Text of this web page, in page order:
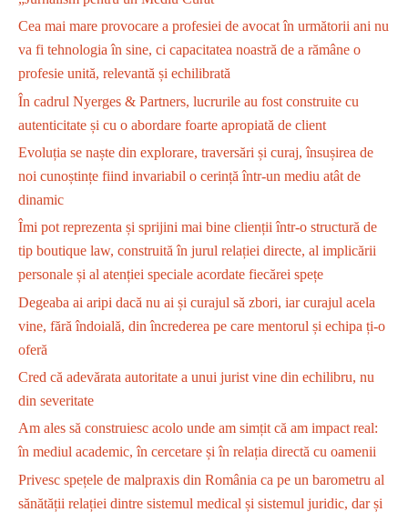
Cea mai mare provocare a profesiei de avocat în următorii ani nu
va fi tehnologia în sine, ci capacitatea noastră de a rămâne o
profesie unită, relevantă și echilibrată
În cadrul Nyerges & Partners, lucrurile au fost construite cu
autenticitate și cu o abordare foarte apropiată de client
Evoluția se naște din explorare, traversări și curaj, însușirea de
noi cunoștințe fiind invariabil o cerință într-un mediu atât de
dinamic
Îmi pot reprezenta și sprijini mai bine clienții într-o structură de
tip boutique law, construită în jurul relației directe, al implicării
personale și al atenției speciale acordate fiecărei spețe
Degeaba ai aripi dacă nu ai și curajul să zbori, iar curajul acela
vine, fără îndoială, din încrederea pe care mentorul și echipa ți-o
oferă
Cred că adevărata autoritate a unui jurist vine din echilibru, nu
din severitate
Am ales să construiesc acolo unde am simțit că am impact real:
în mediul academic, în cercetare și în relația directă cu oamenii
Privesc spețele de malpraxis din România ca pe un barometru al
sănătății relației dintre sistemul medical și sistemul juridic, dar și